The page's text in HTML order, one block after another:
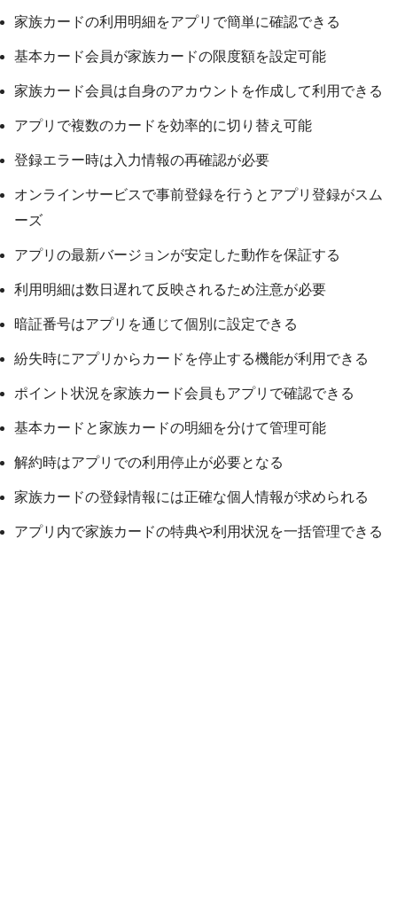
家族カードの利用明細をアプリで簡単に確認できる
基本カード会員が家族カードの限度額を設定可能
家族カード会員は自身のアカウントを作成して利用できる
アプリで複数のカードを効率的に切り替え可能
登録エラー時は入力情報の再確認が必要
オンラインサービスで事前登録を行うとアプリ登録がスム
ーズ
アプリの最新バージョンが安定した動作を保証する
利用明細は数日遅れて反映されるため注意が必要
暗証番号はアプリを通じて個別に設定できる
紛失時にアプリからカードを停止する機能が利用できる
ポイント状況を家族カード会員もアプリで確認できる
基本カードと家族カードの明細を分けて管理可能
解約時はアプリでの利用停止が必要となる
家族カードの登録情報には正確な個人情報が求められる
アプリ内で家族カードの特典や利用状況を一括管理できる